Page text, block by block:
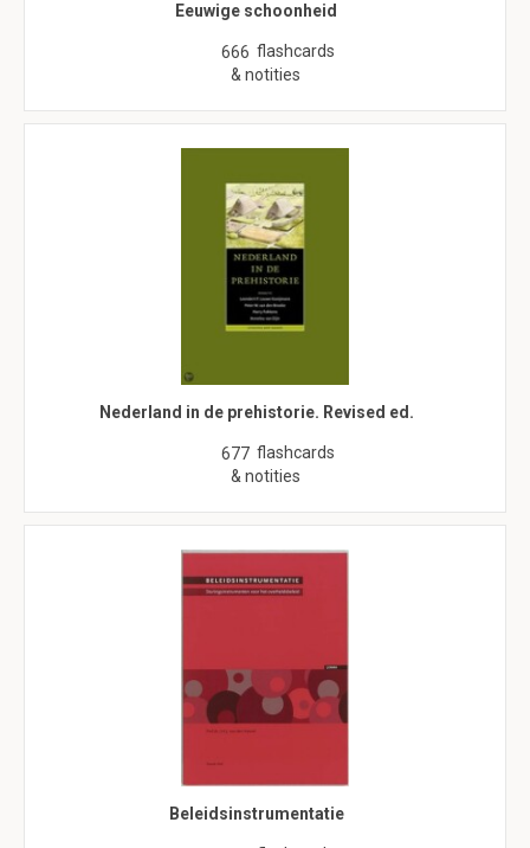
Eeuwige schoonheid
666 flashcards
& notities
Nederland in de prehistorie. Revised ed.
677 flashcards
& notities
Beleidsinstrumentatie